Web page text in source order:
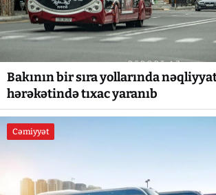
Bakının bir sıra yollarında
hərəkətində tıxac yaranıb
Cəmiyyət